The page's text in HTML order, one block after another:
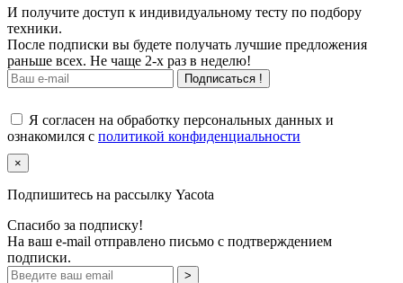
И получите доступ к индивидуальному тесту по подбору
техники.
После подписки вы будете получать лучшие предложения
раньше всех. Не чаще 2-х раз в неделю!
Подписаться !
Я согласен на обработку персональных данных и
ознакомился с политикой конфиденциальности
×
Подпишитесь на рассылку Yacota
Спасибо за подписку!
На ваш e-mail отправлено письмо с подтверждением
подписки.
>